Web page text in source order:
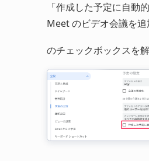
「作成した予定に自動
Meet のビデオ会議を追
のチェックボックスを